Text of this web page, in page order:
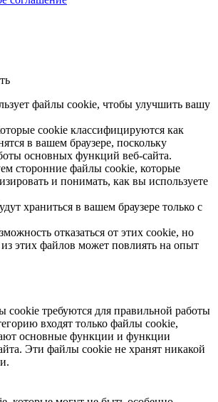
файлы cookie, чтобы улучшить вашу
cookie классифицируются как
в вашем браузере, поскольку
основных функций веб-сайта.
сторонние файлы cookie, которые
и понимать, как вы используете
храниться в вашем браузере только с
отказаться от этих cookie, но
из этих файлов может повлиять на опыт
требуются для правильной работы
входят только файлы cookie,
основные функции и функции
Эти файлы cookie не хранят никакой